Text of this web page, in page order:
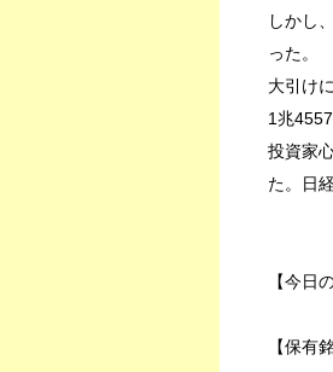
しかし
った。
大引け
1兆4557
投資家
た。日
【今日
【保有